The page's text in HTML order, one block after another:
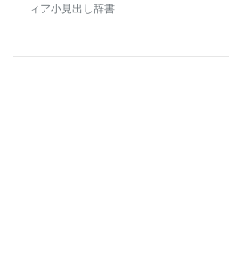
ィア小見出し辞書